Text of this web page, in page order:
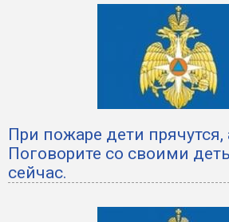
При пожаре дети прячутся,
Поговорите со своими
сейчас.